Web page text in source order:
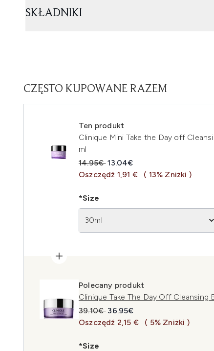
SKŁADNIKI
CZĘSTO KUPOWANE RAZEM
Ten produkt
Clinique Mini Take the Day off
ml
Sugerowana cena detaliczna:
14.95€Aktualna cena:
13.04€
Oszczędź 1,91 €
( 13% Zniżki )
*Size
30ml
Polecany produkt
Clinique Take The Day Off Cleansing
Sugerowana cena detaliczna:
39.10€ Aktualna cena:
36.95€
Oszczędź 2,15 €
( 5% Zniżki )
*Size